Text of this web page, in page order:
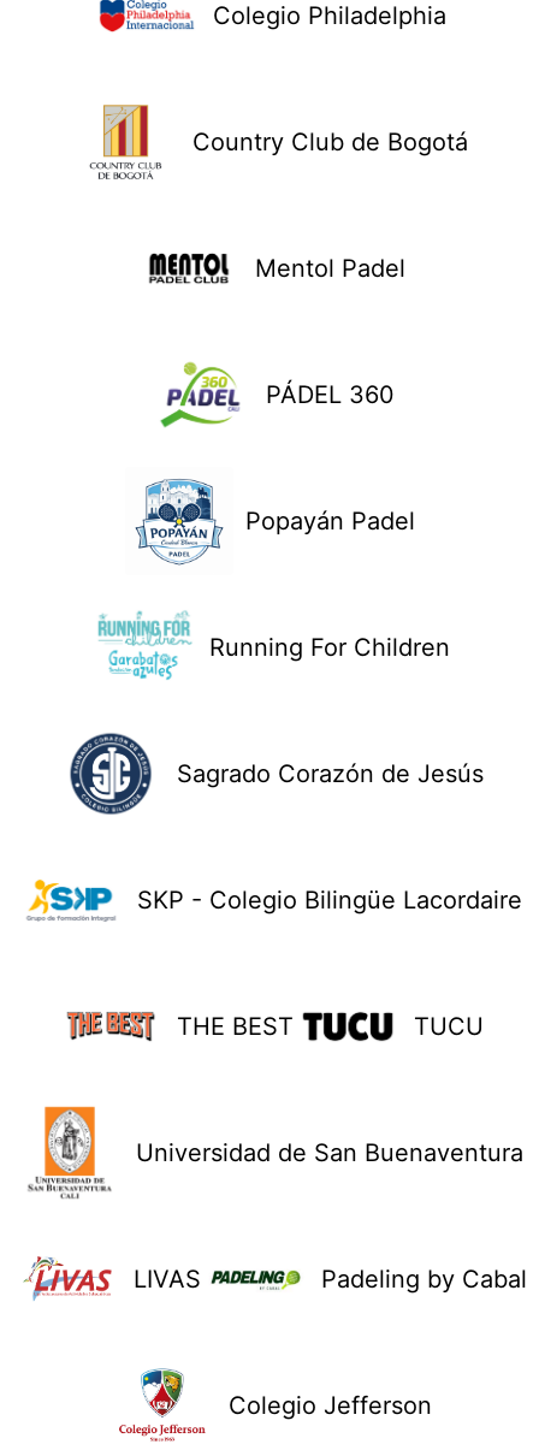
Colegio Philadelphia
Country Club de Bogotá
Mentol Padel
PÁDEL 360
Popayán Padel
Running For Children
Sagrado Corazón de Jesús
SKP - Colegio Bilingüe Lacordaire
THE BEST TUCU
Universidad de San Buenaventura
LIVAS Padeling by Cabal
Colegio Jefferson